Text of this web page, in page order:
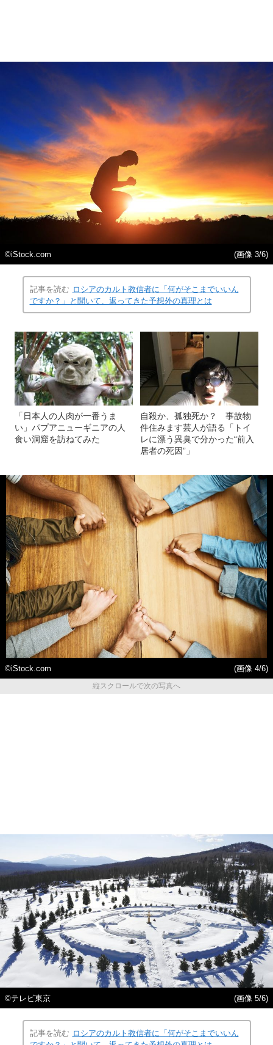
©iStock.com (画像 3/6)
記事を読む ロシアのカルト教信者に「何がそこまでいいん
ですか？」と聞いて、返ってきた予想外の真理とは
「日本人の人肉が一番うま
い」パプアニューギニアの人
食い洞窟を訪ねてみた
自殺か、孤独死か？ 事故物
件住みます芸人が語る「トイ
レに漂う異臭で分かった“前入
居者の死因”」
©iStock.com
(画像 4/6)
縦スクロールで次の写真へ
©テレビ東京 (画像 5/6)
記事を読む ロシアのカルト教信者に「何がそこまでいいん